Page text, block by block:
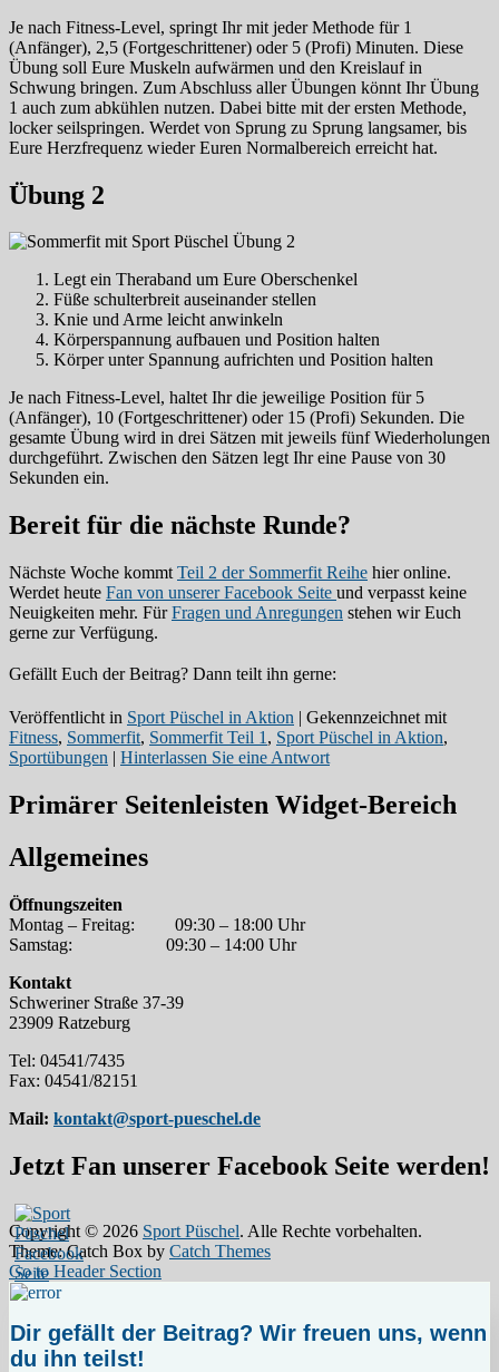
Je nach Fitness-Level, springt Ihr mit jeder Methode für 1
(Anfänger), 2,5 (Fortgeschrittener) oder 5 (Profi) Minuten. Diese
Übung soll Eure Muskeln aufwärmen und den Kreislauf in
Schwung bringen. Zum Abschluss aller Übungen könnt Ihr Übung
1 auch zum abkühlen nutzen. Dabei bitte mit der ersten Methode,
locker seilspringen. Werdet von Sprung zu Sprung langsamer, bis
Eure Herzfrequenz wieder Euren Normalbereich erreicht hat.
Übung 2
Legt ein Theraband um Eure Oberschenkel
Füße schulterbreit auseinander stellen
Knie und Arme leicht anwinkeln
Körperspannung aufbauen und Position halten
Körper unter Spannung aufrichten und Position halten
Je nach Fitness-Level, haltet Ihr die jeweilige Position für 5
(Anfänger), 10 (Fortgeschrittener) oder 15 (Profi) Sekunden. Die
gesamte Übung wird in drei Sätzen mit jeweils fünf Wiederholungen
durchgeführt. Zwischen den Sätzen legt Ihr eine Pause von 30
Sekunden ein.
Bereit für die nächste Runde?
Nächste Woche kommt Teil 2 der Sommerfit Reihe hier online.
Werdet heute Fan von unserer Facebook Seite und verpasst keine
Neuigkeiten mehr. FürFragen und Anregungen stehen wir Euch
gerne zur Verfügung.
Gefällt Euch der Beitrag? Dann teilt ihn gerne:
Veröffentlicht in Sport Püschel in Aktion | Gekennzeichnet mit
Fitness, Sommerfit, Sommerfit Teil 1 , Sport Püschel in Aktion,
Sportübungen | Hinterlassen Sie eine Antwort
Primärer Seitenleisten Widget-Bereich
Allgemeines
Öffnungszeiten
Montag – Freitag:
09:30 – 18:00 Uhr
Samstag:
09:30 – 14:00 Uhr
Kontakt
Schweriner Straße 37-39
23909 Ratzeburg
Tel: 04541/7435
Fax: 04541/82151
Mail: kontakt@sport-pueschel.de
Jetzt Fan unserer Facebook Seite werden!
Copyright © 2026 Sport Püschel. Alle Rechte vorbehalten.
Theme: Catch Box by Catch Themes
Go to Header Section
Dir gefällt der Beitrag? Wir freuen uns, wenn
du ihn teilst!